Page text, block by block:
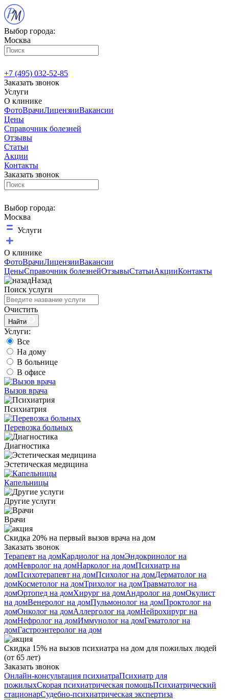
Выбор города:
Москва
+7 (495) 032-52-85
Заказать звонок
Услуги
О клинике
ФотоВрачиЛицензииВакансии
Цены
Справочник болезней
Отзывы
Статьи
Акции
Контакты
Заказать звонок
Выбор города:
Москва
Услуги
О клинике
ФотоВрачиЛицензииВакансии
ЦеныСправочник болезнейОтзывыСтатьиАкцииКонтакты
Назад
Поиск услуги
Очистить
Найти
Услуги:
Все
На дому
В больнице
В офисе
Вызов врача
Психиатрия
Перевозка больных
Диагностика
Эстетическая медицина
Капельницы
Другие услуги
Врачи
Скидка 20% на первый вызов врача на дом
Заказать звонок
Терапевт на домКардиолог на домЭндокринолог на
домНевролог на домНарколог на домПсихиатр на
домПсихотерапевт на домПсихолог на домДерматолог на
домКосметолог на домТрихолог на домТравматолог на
домОртопед на домХирург на домАндролог на домОкулист
на домВенеролог на домПульмонолог на домПроктолог на
домОнколог на домАллерголог на домНейрохирург на
домНефролог на домИммунолог на домГематолог на
домГастроэнтеролог на дом
Скидка 15% на вызов психиатра на дом для пожилых людей
(от 65 лет)
Заказать звонок
Онлайн-консультация психиатраПсихиатр для
пожилыхСкорая психиатрическая помощьПсихиатрический
стационарСудебно-психиатрическая экспертиза